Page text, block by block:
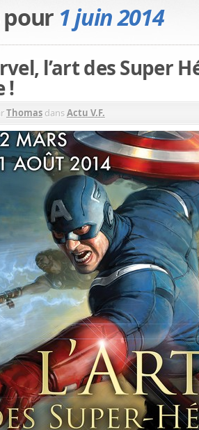
1 juin 2014
l’art des Super
!
Thomas dansActu V.F.